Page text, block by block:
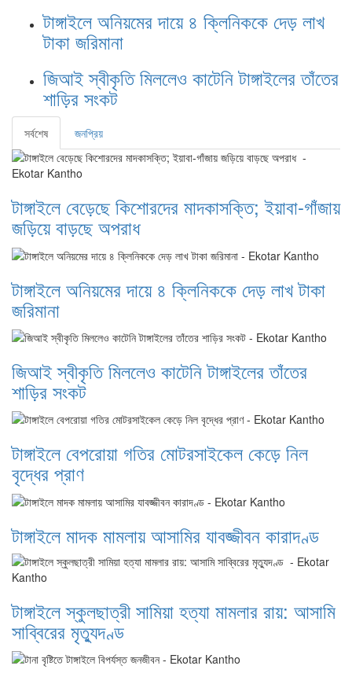
টাঙ্গাইলে অনিয়মের দায়ে ৪ ক্লিনিককে দেড় লাখ
টাকা জরিমানা
জিআই স্বীকৃতি মিললেও কাটেনি টাঙ্গাইলের তাঁতের
শাড়ির সংকট
সর্বশেষ জনপ্রিয়
টাঙ্গাইলে বেড়েছে কিশোরদের মাদকাসক্তি; ইয়াবা-গাঁজায়
জড়িয়ে বাড়ছে অপরাধ
টাঙ্গাইলে অনিয়মের দায়ে ৪ ক্লিনিককে দেড় লাখ টাকা
জরিমানা
জিআই স্বীকৃতি মিললেও কাটেনি টাঙ্গাইলের তাঁতের
শাড়ির সংকট
টাঙ্গাইলে বেপরোয়া গতির মোটরসাইকেল কেড়ে নিল
বৃদ্ধের প্রাণ
টাঙ্গাইলে মাদক মামলায় আসামির যাবজ্জীবন কারাদণ্ড
টাঙ্গাইলে স্কুলছাত্রী সামিয়া হত্যা মামলার রায়: আসামি
সাব্বিরের মৃত্যুদণ্ড